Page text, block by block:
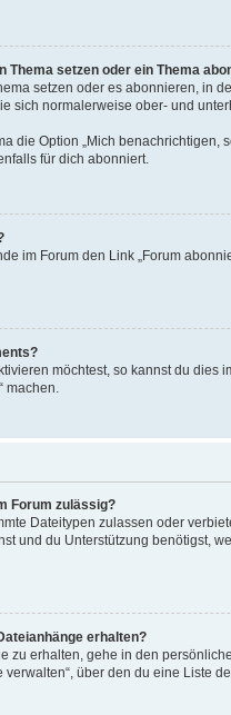
Thema setzen oder ein Thema
setzen oder es abonnieren, in
sich normalerweise ober- und
die Option „Mich benachrichtigen,
für dich abonniert.
im Forum den Link „Forum
möchtest, so kannst du dies
machen.
Forum zulässig?
Dateitypen zulassen oder
und du Unterstützung benötigst,
erhalten?
zu erhalten, gehe in den
verwalten“, über den du eine Liste